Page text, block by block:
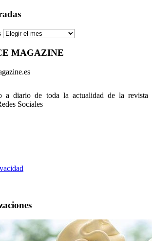
MAGAZINE
a diario de toda la actualidad de la revista
Sociales